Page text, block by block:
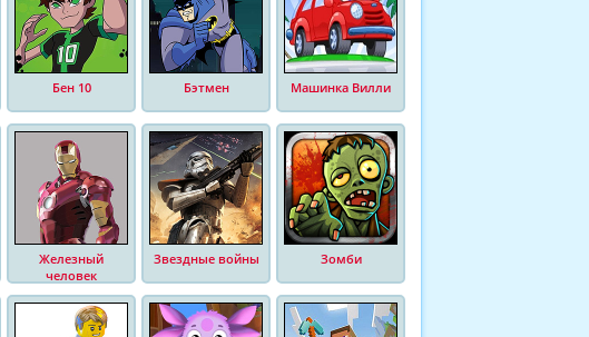
Бен 10 Бэтмен Машинка Вилли
Железный
человек
Звездные войны Зомби